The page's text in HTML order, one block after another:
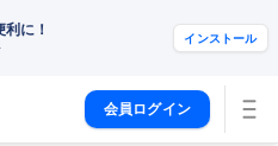
に！ インストール
会員ログイン